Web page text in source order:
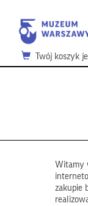
Twój koszyk
Witamy
zakupie